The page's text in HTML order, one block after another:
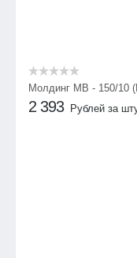
Молдинг МВ - 150/10
2 393 Рублей за